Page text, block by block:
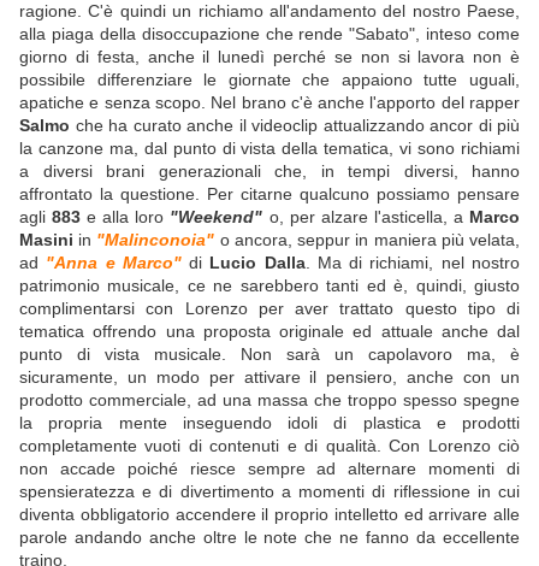
ragione. C'è quindi un richiamo all'andamento del nostro Paese,
alla piaga della disoccupazione che rende "Sabato", inteso come
giorno di festa, anche il lunedì perché se non si lavora non è
possibile differenziare le giornate che appaiono tutte uguali,
apatiche e senza scopo. Nel brano c'è anche l'apporto del rapper
Salmo che ha curato anche il videoclip attualizzando ancor di più
la canzone ma, dal punto di vista della tematica, vi sono richiami
a diversi brani generazionali che, in tempi diversi, hanno
affrontato la questione. Per citarne qualcuno possiamo pensare
agli 883 e alla loro "Weekend" o, per alzare l'asticella, a Marco
Masini in "Malinconoia" o ancora, seppur in maniera più velata,
ad "Anna e Marco"di Lucio Dalla. Ma di richiami, nel nostro
patrimonio musicale, ce ne sarebbero tanti ed è, quindi, giusto
complimentarsi con Lorenzo per aver trattato questo tipo di
tematica offrendo una proposta originale ed attuale anche dal
punto di vista musicale. Non sarà un capolavoro ma, è
sicuramente, un modo per attivare il pensiero, anche con un
prodotto commerciale, ad una massa che troppo spesso spegne
la propria mente inseguendo idoli di plastica e prodotti
completamente vuoti di contenuti e di qualità. Con Lorenzo ciò
non accade poiché riesce sempre ad alternare momenti di
spensieratezza e di divertimento a momenti di riflessione in cui
diventa obbligatorio accendere il proprio intelletto ed arrivare alle
parole andando anche oltre le note che ne fanno da eccellente
traino.